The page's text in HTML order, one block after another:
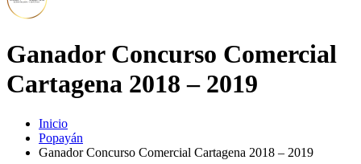
Ganador Concurso Comercial
Cartagena 2018 – 2019
Inicio
Popayán
Ganador Concurso Comercial Cartagena 2018 – 2019